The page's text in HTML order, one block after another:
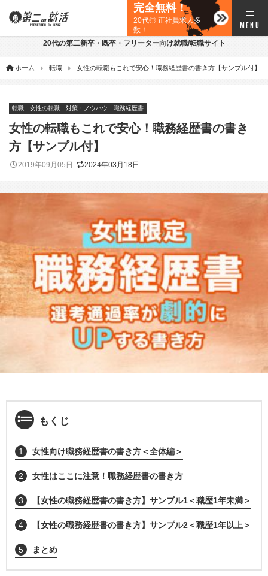
完全無料！
20代◎ 正社員求人多
数！
20代の第二新卒・既卒・フリーター向け就職/転職サイト
ホーム 転職 女性の転職もこれで安心！職務経歴書の書き方【サンプル付】
転職 女性の転職 対策・ノウハウ 職務経歴書
女性の転職もこれで安心！職務経歴書の書き
方【サンプル付】
2019年09月05日 2024年03月18日
もくじ
1 女性向け職務経歴書の書き方＜全体編＞
2 女性はここに注意！職務経歴書の書き方
3 【女性の職務経歴書の書き方】サンプル1＜職歴1年未満＞
4 【女性の職務経歴書の書き方】サンプル2＜職歴1年以上＞
5 まとめ